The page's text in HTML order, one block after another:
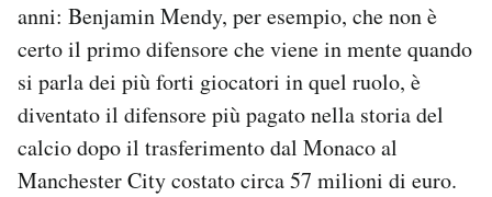
anni: Benjamin Mendy, per esempio, che non è
certo il primo difensore che viene in mente quando
si parla dei più forti giocatori in quel ruolo, è
diventato il difensore più pagato nella storia del
calcio dopo il trasferimento dal Monaco al
Manchester City costato circa 57 milioni di euro.